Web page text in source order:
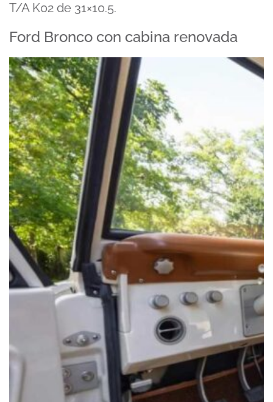
T/A K02 de 31×10.5.
Ford Bronco con cabina renovada